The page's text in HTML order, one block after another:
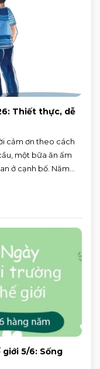
Thiết thực, dễ
cảm ơn theo cách
một bữa ăn ấm
ở cạnh bố. Năm
lên lịch đi chơi, mua
5/6: Sống